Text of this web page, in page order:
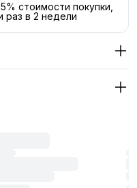
стоимости покупки,
в 2 недели